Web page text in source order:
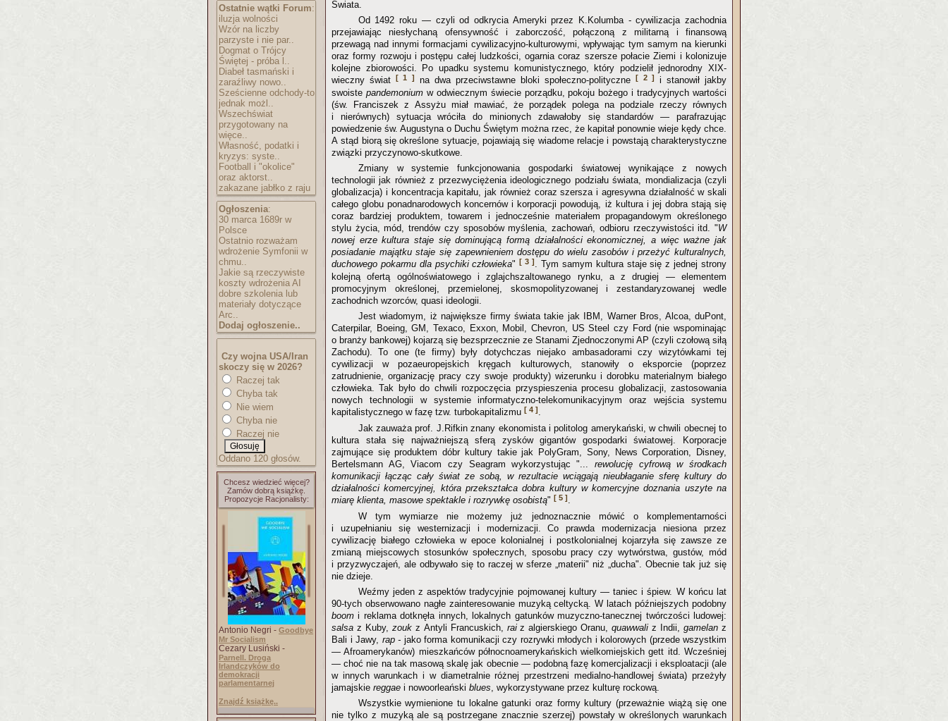
Ostatnie wątki Forum:
iluzja wolności
Wzór na liczby
parzyste i nie par..
Dogmat o Trójcy
Świętej - próba l..
Diabeł tasmański i
zaraźliwy nowo..
Sześcienne odchody-to
jednak możl..
Wszechświat
przygotowany na
więce..
Własność, podatki i
kryzys: syste..
Football i "okolice"
oraz aktorst..
zakazane jabłko z raju
Ogłoszenia:
30 marca 1689r w
Polsce
Ostatnio rozważam
wdrożenie Symfonii w
chmu..
Jakie są rzeczywiste
koszty wdrożenia AI
dobre szkolenia lub
materiały dotyczące
Arc..
Dodaj ogłoszenie..
Czy wojna USA/Iran
skoczy się w 2026?
Raczej tak
Chyba tak
Nie wiem
Chyba nie
Raczej nie
Oddano 120 głosów.
Chcesz wiedzieć więcej?
Zamów dobrą książkę.
Propozycje Racjonalisty:
Antonio Negri - Goodbye
Mr Socialism
Cezary Lusiński -
Parnell. Droga
Irlandczyków do
demokracji
parlamentarnej
Znajdź książkę..
Świata.
Od 1492 roku — czyli od odkrycia Ameryki przez K.Kolumba - cywilizacja zachodnia
przejawiając niesłychaną ofensywność i zaborczość, połączoną z militarną i finansową
przewagą nad innymi formacjami cywilizacyjno-kulturowymi, wpływając tym samym na kierunki
oraz formy rozwoju i postępu całej ludzkości, ogarnia coraz szersze połacie Ziemi i kolonizuje
kolejne zbiorowości. Po upadku systemu komunistycznego, który podzielił jednorodny XIX-
wieczny świat[ 1 ] na dwa przeciwstawne bloki społeczno-polityczne[ 2 ]
i stanowił jakby
swoiste pandemonium w odwiecznym świecie porządku, pokoju bożego i tradycyjnych wartości
(św. Franciszek z Assyżu miał mawiać, że porządek polega na podziale rzeczy równych
i nierównych) sytuacja wróciła do minionych zdawałoby się standardów — parafrazując
powiedzenie św. Augustyna o Duchu Świętym można rzec, że kapitał ponownie wieje kędy chce.
A stąd biorą się określone sytuacje, pojawiają się wiadome relacje i powstają charakterystyczne
związki przyczynowo-skutkowe.
Zmiany w systemie funkcjonowania gospodarki światowej wynikające z nowych
technologii jak również z przezwyciężenia ideologicznego podziału świata, mondializacja (czyli
globalizacja) i koncentracja kapitału, jak również coraz szersza i agresywna działalność w skali
całego globu ponadnarodowych koncernów i korporacji powodują, iż kultura i jej dobra stają się
coraz bardziej produktem, towarem i jednocześnie materiałem propagandowym określonego
stylu życia, mód, trendów czy sposobów myślenia, zachowań, odbioru rzeczywistości itd. "W
nowej erze kultura staje się dominującą formą działalności ekonomicznej, a więc ważne jak
posiadanie majątku staje się zapewnieniem dostępu do wielu zasobów i przeżyć kulturalnych,
duchowego pokarmu dla psychiki człowieka"[ 3 ] . Tym samym kultura staje się z jednej strony
kolejną ofertą ogólnoświatowego i zglajchszaltowanego rynku, a z drugiej — elementem
promocyjnym określonej, przemielonej, skosmopolityzowanej i zestandaryzowanej wedle
zachodnich wzorców, quasi ideologii.
Jest wiadomym, iż największe firmy świata takie jak IBM, Warner Bros, Alcoa, duPont,
Caterpilar, Boeing, GM, Texaco, Exxon, Mobil, Chevron, US Steel czy Ford (nie wspominając
o branży bankowej) kojarzą się bezsprzecznie ze Stanami Zjednoczonymi AP (czyli czołową siłą
Zachodu). To one (te firmy) były dotychczas niejako ambasadorami czy wizytówkami tej
cywilizacji w pozaeuropejskich kręgach kulturowych, stanowiły o eksporcie (poprzez
zatrudnienie, organizację pracy czy swoje produkty) wizerunku i dorobku materialnym białego
człowieka. Tak było do chwili rozpoczęcia przyspieszenia procesu globalizacji, zastosowania
nowych technologii w systemie informatyczno-telekomunikacyjnym oraz wejścia systemu
kapitalistycznego w fazę tzw. turbokapitalizmu [ 4 ] .
Jak zauważa prof. J.Rifkin znany ekonomista i politolog amerykański, w chwili obecnej to
kultura stała się najważniejszą sferą zysków gigantów gospodarki światowej. Korporacje
zajmujące się produktem dóbr kultury takie jak PolyGram, Sony, News Corporation, Disney,
Bertelsmann AG, Viacom czy Seagram wykorzystując "... rewolucję cyfrową w środkach
komunikacji łącząc cały świat ze sobą, w rezultacie wciągają nieubłaganie sferę kultury do
działalności komercyjnej, która przekształca dobra kultury w komercyjne doznania uszyte na
miarę klienta, masowe spektakle i rozrywkę osobistą" [ 5 ] .
W tym wymiarze nie możemy już jednoznacznie mówić o komplementarności
i uzupełnianiu się westernizacji i modernizacji. Co prawda modernizacja niesiona przez
cywilizację białego człowieka w epoce kolonialnej i postkolonialnej kojarzyła się zawsze ze
zmianą miejscowych stosunków społecznych, sposobu pracy czy wytwórstwa, gustów, mód
i przyzwyczajeń, ale odbywało się to raczej w sferze „materii" niż „ducha". Obecnie tak już się
nie dzieje.
Weźmy jeden z aspektów tradycyjnie pojmowanej kultury — taniec i śpiew. W końcu lat
90-tych obserwowano nagłe zainteresowanie muzyką celtycką. W latach późniejszych podobny
boomi reklama dotknęła innych, lokalnych gatunków muzyczno-tanecznej twórczości ludowej:
salsa z Kuby, zoukz Antyli Francuskich, raiz algierskiego Oranu,quawwali z Indii,gamelanz
Bali i Jawy, rap - jako forma komunikacji czy rozrywki młodych i kolorowych (przede wszystkim
— Afroamerykanów) mieszkańców północnoamerykańskich wielkomiejskich gett itd. Wcześniej
— choć nie na tak masową skalę jak obecnie — podobną fazę komercjalizacji i eksploatacji (ale
w innych warunkach i w diametralnie różnej przestrzeni medialno-handlowej świata) przeżyły
jamajskie reggae i nowoorleański blues, wykorzystywane przez kulturę rockową.
Wszystkie wymienione tu lokalne gatunki oraz formy kultury (przeważnie wiążą się one
nie tylko z muzyką ale są postrzegane znacznie szerzej) powstały w określonych warunkach